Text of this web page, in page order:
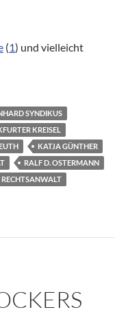
(1) und vielleicht
das…
SYNDIKUS
KREISEL
KATJA GÜNTHER
RALF D. OSTERMANN
RECHTSANWALT